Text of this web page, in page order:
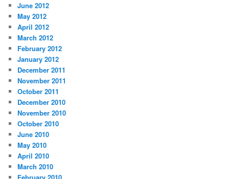
June 2012
May 2012
April 2012
March 2012
February 2012
January 2012
December 2011
November 2011
October 2011
December 2010
November 2010
October 2010
June 2010
May 2010
April 2010
March 2010